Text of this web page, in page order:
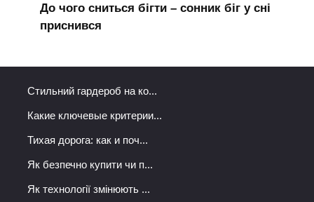
До чого сниться бігти – сонник біг у сні
приснився
Стильний гардероб на ко...
Какие ключевые критерии...
Тихая дорога: как и поч...
Як безпечно купити чи п...
Як технології змінюють ...